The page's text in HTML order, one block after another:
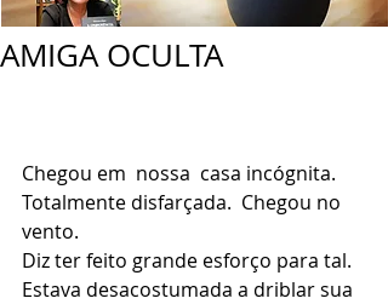
AMIGA OCULTA
Chegou em  nossa  casa incógnita.
Totalmente disfarçada.  Chegou no
vento.
Diz ter feito grande esforço para tal.
Estava desacostumada a driblar sua